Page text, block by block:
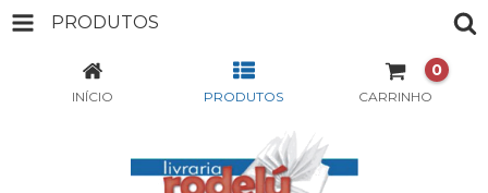
PRODUTOS
INÍCIO PRODUTOS CARRINHO
0